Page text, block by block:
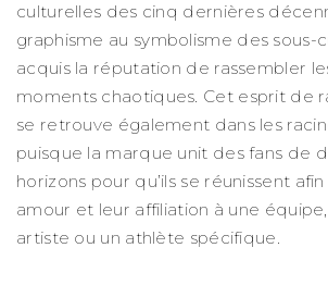
culturelles des cinq dernières
graphisme au symbolisme des sous-
acquis la réputation de rassembler
moments chaotiques. Cet esprit de
se retrouve également dans les
puisque la marque unit des fans de
horizons pour qu’ils se réunissent
amour et leur affiliation à une
artiste ou un athlète spécifique.